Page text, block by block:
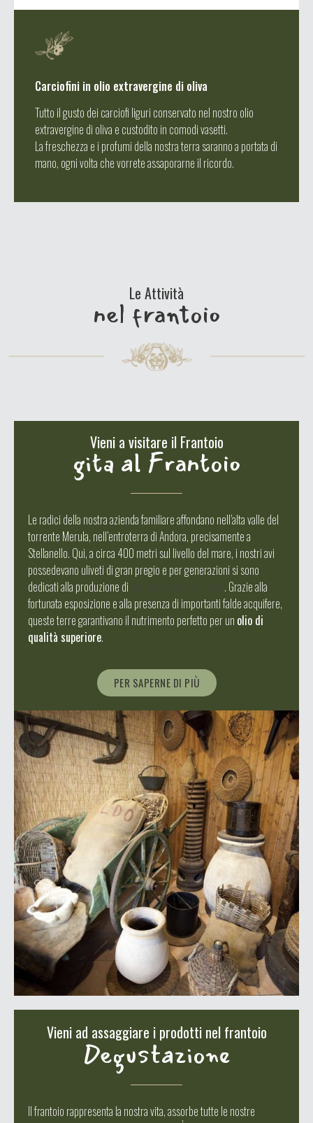
Carciofini in olio extravergine di oliva
Tutto il gusto dei carciofi liguri conservato nel nostro olio
extravergine di oliva e custodito in comodi vasetti.
La freschezza e i profumi della nostra terra saranno a portata di
mano, ogni volta che vorrete assaporarne il ricordo.
Le Attività
nel frantoio
Vieni a visitare il Frantoio
gita al Frantoio
Le radici della nostra azienda familiare affondano nell’alta valle del
torrente Merula, nell’entroterra di Andora, precisamente a
Stellanello. Qui, a circa 400 metri sul livello del mare, i nostri avi
possedevano uliveti di gran pregio e per generazioni si sono
dedicati alla produzione di
. Grazie alla
fortunata esposizione e alla presenza di importanti falde acquifere,
queste terre garantivano il nutrimento perfetto per un olio di
qualità superiore.
PER SAPERNE DI PIÙ
Vieni ad assaggiare i prodotti nel frantoio
Degustazione
Il frantoio rappresenta la nostra vita, assorbe tutte le nostre